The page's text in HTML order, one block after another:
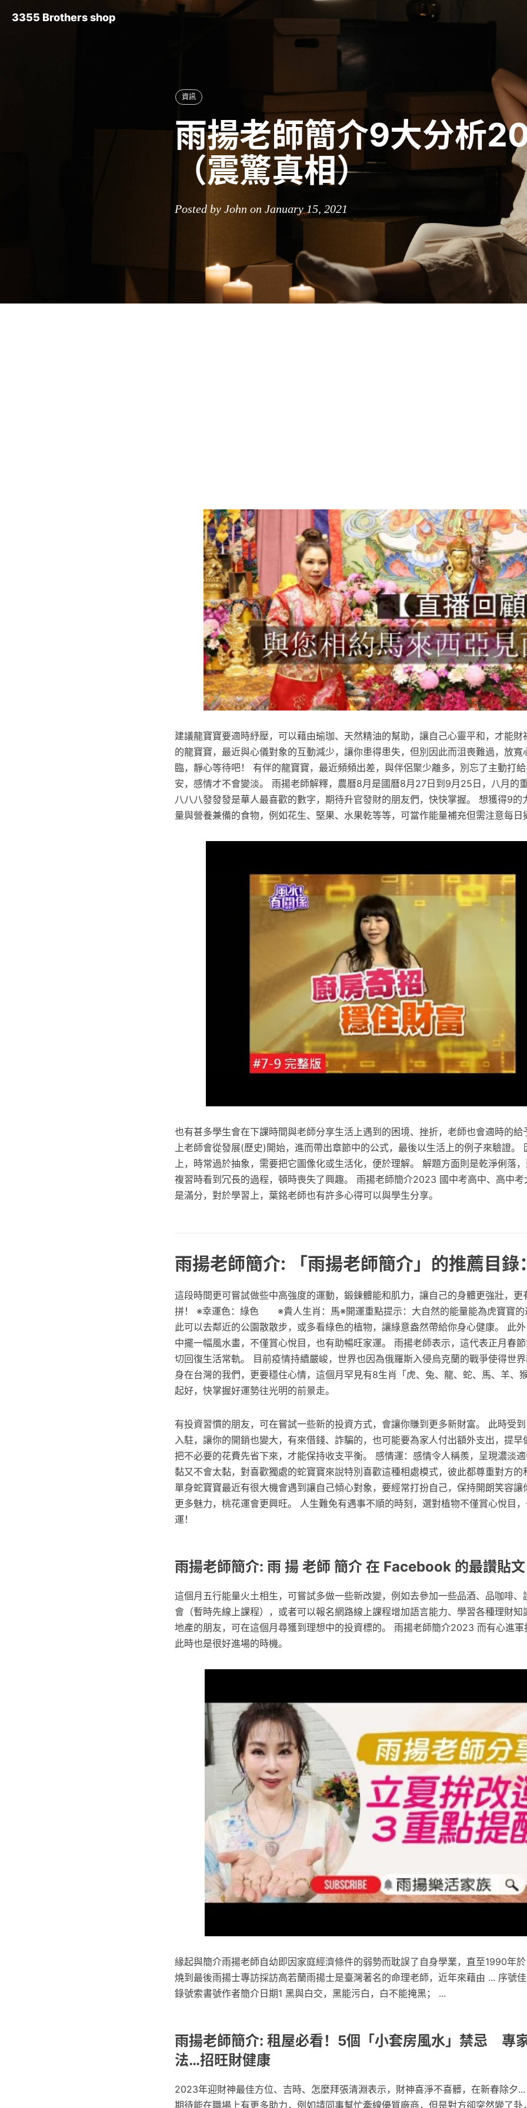
3355 Brothers shop
資訊
雨揚老師簡介9大分析
（震驚真相）
Posted by John on January 15, 2021
建議龍寶寶要適時紓壓，可以藉由瑜珈、天然精油的幫助，讓自己心靈平和，才能財
的龍寶寶，最近與心儀對象的互動減少，讓你患得患失，但別因此而沮喪難過，放寬
臨，靜心等待吧！ 有伴的龍寶寶，最近頻頻出差，與伴侶聚少離多，別忘了主動打
安，感情才不會變淡。 雨揚老師解釋，農曆8月是國曆8月27日到9月25日，八月的重
八八八發發發是華人最喜歡的數字，期待升官發財的朋友們，快快掌握。 想獲得9的
量與營養兼備的食物，例如花生、堅果、水果乾等等，可當作能量補充但需注意每日
也有甚多學生會在下課時間與老師分享生活上遇到的困境、挫折，老師也會適時的給
上老師會從發展(歷史)開始，進而帶出章節中的公式，最後以生活上的例子來驗證。
上，時常過於抽象，需要把它圖像化或生活化，便於理解。 解題方面則是乾淨俐落
複習時看到冗長的過程，頓時喪失了興趣。 雨揚老師簡介2023 國中考高中、高中考
是滿分，對於學習上，葉銘老師也有許多心得可以與學生分享。
雨揚老師簡介: 「雨揚老師簡介」的推薦目錄：
這段時間更可嘗試做些中高強度的運動，鍛鍊體能和肌力，讓自己的身體更強壯，更
拼！ ※幸運色：綠色 ※貴人生肖：馬※開運重點提示：大自然的能量能為虎寶寶的
此可以去鄰近的公園散散步，或多看綠色的植物，讓綠意盎然帶給你身心健康。 此
中擺一幅風水畫，不僅賞心悅目，也有助暢旺家運。 雨揚老師表示，這代表正月春
切回復生活常軌。 目前疫情持續嚴峻，世界也因為俄羅斯入侵烏克蘭的戰爭使得世界
身在台灣的我們，更要穩住心情，這個月罕見有8生肖「虎、兔、龍、蛇、馬、羊、
起好，快掌握好運勢往光明的前景走。
有投資習慣的朋友，可在嘗試一些新的投資方式，會讓你賺到更多新財富。 此時受
入駐，讓你的開銷也變大，有來借錢、詐騙的，也可能要為家人付出額外支出，提早
把不必要的花費先省下來，才能保持收支平衡。 感情運：感情令人稱羨，呈現濃淡
黏又不會太黏，對喜歡獨處的蛇寶寶來說特別喜歡這種相處模式，彼此都尊重對方的
單身蛇寶寶最近有很大機會遇到讓自己傾心對象，要經常打扮自己，保持開朗笑容讓
更多魅力，桃花運會更興旺。 人生難免有遇事不順的時刻，選對植物不僅賞心悅目
運！
雨揚老師簡介: 雨 揚 老師 簡介 在 Facebook 的最讚貼文
這個月五行能量火土相生，可嘗試多做一些新改變，例如去參加一些品酒、品咖啡、
會（暫時先線上課程），或者可以報名網路線上課程增加語言能力、學習各種理財知
地產的朋友，可在這個月尋獲到理想中的投資標的。 雨揚老師簡介2023 而有心進軍
此時也是很好進場的時機。
緣起與簡介雨揚老師自幼即因家庭經濟條件的弱勢而耽誤了自身學業，直至1990年
燒到最後雨揚士專訪採訪高若蘭雨揚士是臺灣著名的命理老師，近年來藉由 ... 序號
錄號索書號作者簡介日期1 黑與白交，黑能污白，白不能掩黑； ...
雨揚老師簡介: 租屋必看！5個「小套房風水」禁忌 專
法…招旺財健康
2023年迎財神最佳方位、吉時、怎麼拜張清淵表示，財神喜淨不喜髒，在新春除夕
期待能在職場上有更多助力，例如請同事幫忙牽線優質廠商，但是對方卻突然變了卦